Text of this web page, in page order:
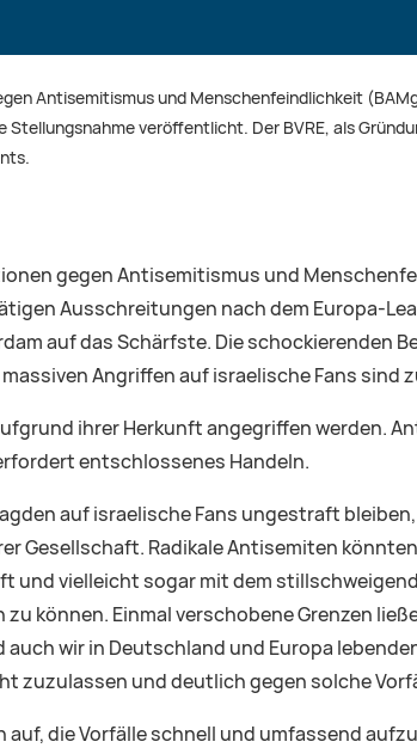
Antisemitismus und Menschenfeindlichkeit
veröffentlicht. Der BVRE, als
gegen Antisemitismus und
Ausschreitungen nach dem Europa-
auf das Schärfste. Die schockierenden
Angriffen auf israelische Fans sind
ihrer Herkunft angegriffen werden.
entschlossenes Handeln.
auf israelische Fans ungestraft
Gesellschaft. Radikale Antisemiten
und vielleicht sogar mit dem
können. Einmal verschobene Grenzen
wir in Deutschland und Europa
zuzulassen und deutlich gegen solche
die Vorfälle schnell und umfassend